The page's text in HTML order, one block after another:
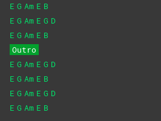
E G Am E B
E G Am E G D
E G Am E B
Outro
E G Am E G D
E G Am E B
E G Am E G D
E G Am E B